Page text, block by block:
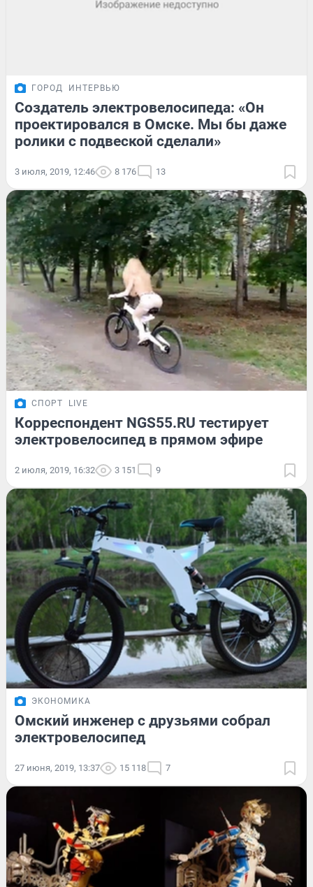
ГОРОД ИНТЕРВЬЮ
Создатель электровелосипеда: «Он
проектировался в Омске. Мы бы даже
ролики с подвеской сделали»
3 июля, 2019, 12:46 8 176 13
СПОРТ LIVE
Корреспондент NGS55.RU тестирует
электровелосипед в прямом эфире
2 июля, 2019, 16:32 3 151 9
ЭКОНОМИКА
Омский инженер с друзьями собрал
электровелосипед
27 июня, 2019, 13:37 15 118 7